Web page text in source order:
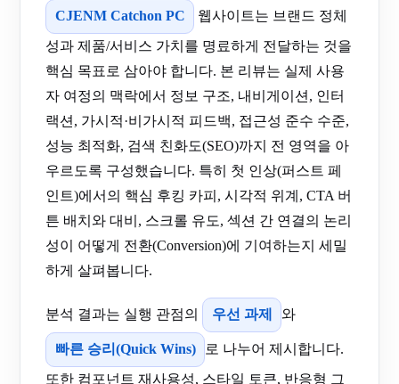
CJENM Catchon PC
웹사이트는 브랜드 정체
성과 제품/서비스 가치를 명료하게 전달하는 것을
핵심 목표로 삼아야 합니다. 본 리뷰는 실제 사용
자 여정의 맥락에서 정보 구조, 내비게이션, 인터
랙션, 가시적·비가시적 피드백, 접근성 준수 수준,
성능 최적화, 검색 친화도(SEO)까지 전 영역을 아
우르도록 구성했습니다. 특히 첫 인상(퍼스트 페
인트)에서의 핵심 후킹 카피, 시각적 위계, CTA 버
튼 배치와 대비, 스크롤 유도, 섹션 간 연결의 논리
성이 어떻게 전환(Conversion)에 기여하는지 세밀
하게 살펴봅니다.
분석 결과는 실행 관점의 우선 과제 와
빠른 승리(Quick Wins)
로 나누어 제시합니다.
또한 컴포넌트 재사용성, 스타일 토큰, 반응형 그